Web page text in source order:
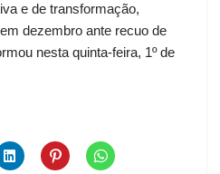
e de transformação,
dezembro ante recuo de
nesta quinta-feira, 1º de